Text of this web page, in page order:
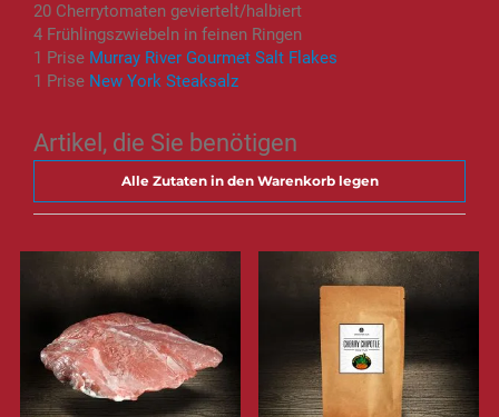
20 Cherrytomaten geviertelt/halbiert
4 Frühlingszwiebeln in feinen Ringen
1 Prise Murray River Gourmet Salt Flakes
1 Prise New York Steaksalz
Artikel, die Sie benötigen
Alle Zutaten in den Warenkorb legen